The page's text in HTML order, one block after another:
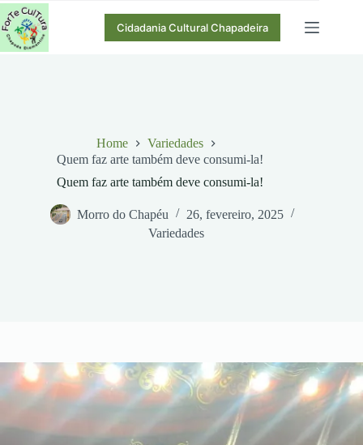
Pular
para
o
conteúdo
Cidadania Cultural Chapadeira
Home
Variedades
Quem faz arte também deve consumi-la!
Quem faz arte também deve consumi-la!
Morro do Chapéu
26, fevereiro, 2025
Variedades